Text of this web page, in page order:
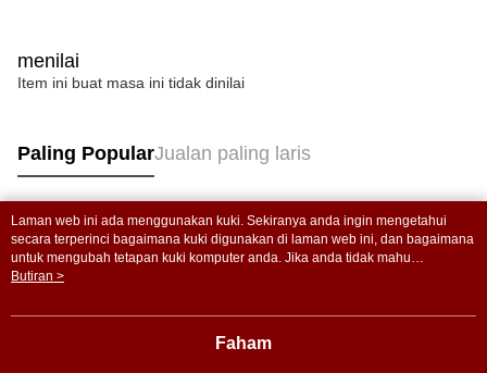
menilai
Item ini buat masa ini tidak dinilai
Paling PopularJualan paling laris
Tag Popular
Laman web ini ada menggunakan kuki. Sekiranya anda ingin mengetahui
secara terperinci bagaimana kuki digunakan di laman web ini, dan bagaimana
untuk mengubah tetapan kuki komputer anda. Jika anda tidak mahu
menggunakan kuki di komputer anda, sila rujuk penerangan mengenai kuki.
mengetahui secara terperinci bagaimana kuki digunakan di laman web ini,
mahu menggunakan kuki di komputer anda, sila rujuk penerangan mengenai
Butiran >
Faham